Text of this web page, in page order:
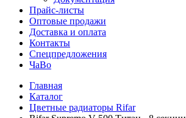
Прайс-листы
Оптовые продажи
Доставка и оплата
Контакты
Спецпредложения
ЧаВо
Главная
Каталог
Цветные радиаторы Rifar